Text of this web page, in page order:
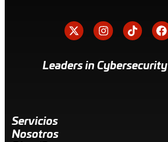
Leaders in Cybersecurity
Servicios
Nosotros